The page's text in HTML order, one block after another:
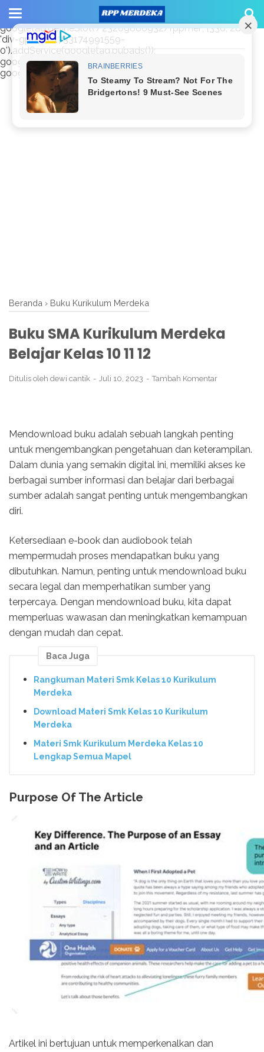
window.googletag = window.googletag || {cmd: []};
googletag.cmd.push(function() {
googletag.defineSlot('/23209888932/rppmer', [336, 280],
'div-gpt-ad-1733174991559-
0').addService(googletag.pubads());
googletag.pubads().enableSingleRequest();
googletag.enableServices(); });
Beranda › Buku Kurikulum Merdeka
Buku SMA Kurikulum Merdeka
Belajar Kelas 10 11 12
Ditulis oleh dewi cantik Juli 10, 2023 Tambah Komentar
Mendownload buku adalah sebuah langkah penting
untuk mengembangkan pengetahuan dan keterampilan.
Dalam dunia yang semakin digital ini, memiliki akses ke
berbagai sumber informasi dan belajar dari berbagai
sumber adalah sangat penting untuk mengembangkan
diri.
Ketersediaan e-book dan audiobook telah
mempermudah proses mendapatkan buku yang
dibutuhkan. Namun, penting untuk mendownload buku
secara legal dan memperhatikan sumber yang
terpercaya. Dengan mendownload buku, kita dapat
memperluas wawasan dan meningkatkan kemampuan
dengan mudah dan cepat.
Baca Juga
Rangkuman Materi Smk Kelas 10 Kurikulum
Merdeka
Download Materi Smk Kelas 10 Kurikulum
Merdeka
Materi Smk Kurikulum Merdeka Kelas 10
Lengkap Semua Mapel
Purpose Of The Article
Artikel ini bertujuan untuk memperkenalkan dan